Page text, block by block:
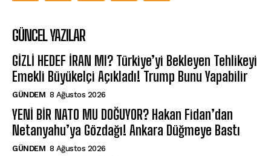
GÜNCEL YAZILAR
GİZLİ HEDEF İRAN MI? Türkiye’yi Bekleyen Tehlikeyi
Emekli Büyükelçi Açıkladı! Trump Bunu Yapabilir
GÜNDEM 8 Ağustos 2026
YENİ BİR NATO MU DOĞUYOR? Hakan Fidan’dan
Netanyahu’ya Gözdağı! Ankara Düğmeye Bastı
GÜNDEM 8 Ağustos 2026